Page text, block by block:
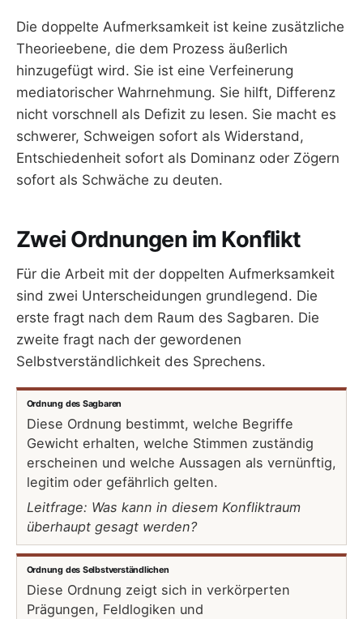
Die doppelte Aufmerksamkeit ist keine zusätzliche
Theorieebene, die dem Prozess äußerlich
hinzugefügt wird. Sie ist eine Verfeinerung
mediatorischer Wahrnehmung. Sie hilft, Differenz
nicht vorschnell als Defizit zu lesen. Sie macht es
schwerer, Schweigen sofort als Widerstand,
Entschiedenheit sofort als Dominanz oder Zögern
sofort als Schwäche zu deuten.
Zwei Ordnungen im Konflikt
Für die Arbeit mit der doppelten Aufmerksamkeit
sind zwei Unterscheidungen grundlegend. Die
erste fragt nach dem Raum des Sagbaren. Die
zweite fragt nach der gewordenen
Selbstverständlichkeit des Sprechens.
Ordnung des Sagbaren
Diese Ordnung bestimmt, welche Begriffe
Gewicht erhalten, welche Stimmen zuständig
erscheinen und welche Aussagen als vernünftig,
legitim oder gefährlich gelten.
Leitfrage: Was kann in diesem Konfliktraum
überhaupt gesagt werden?
Ordnung des Selbstverständlichen
Diese Ordnung zeigt sich in verkörperten
Prägungen, Feldlogiken und